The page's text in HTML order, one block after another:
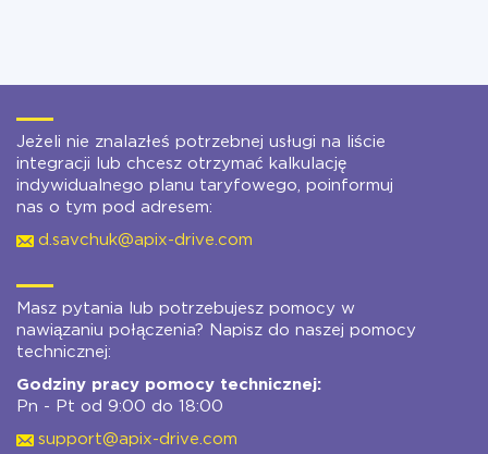
Jeżeli nie znalazłeś potrzebnej usługi na liście
integracji lub chcesz otrzymać kalkulację
indywidualnego planu taryfowego, poinformuj
nas o tym pod adresem:
d.savchuk@apix-drive.com
Masz pytania lub potrzebujesz pomocy w
nawiązaniu połączenia? Napisz do naszej pomocy
technicznej:
Godziny pracy pomocy technicznej:
Pn - Pt od 9:00 do 18:00
support@apix-drive.com